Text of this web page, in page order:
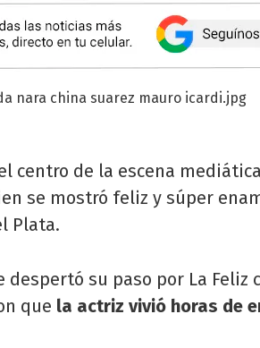
centro de la escena
se mostró feliz y súper
Plata.
su paso por La Feliz
que la actriz vivió horas de